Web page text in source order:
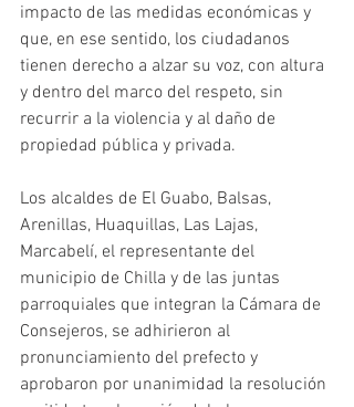
impacto de las medidas económicas y
que, en ese sentido, los ciudadanos
tienen derecho a alzar su voz, con altura
y dentro del marco del respeto, sin
recurrir a la violencia y al daño de
propiedad pública y privada.
Los alcaldes de El Guabo, Balsas,
Arenillas, Huaquillas, Las Lajas,
Marcabelí, el representante del
municipio de Chilla y de las juntas
parroquiales que integran la Cámara de
Consejeros, se adhirieron al
pronunciamiento del prefecto y
aprobaron por unanimidad la resolución